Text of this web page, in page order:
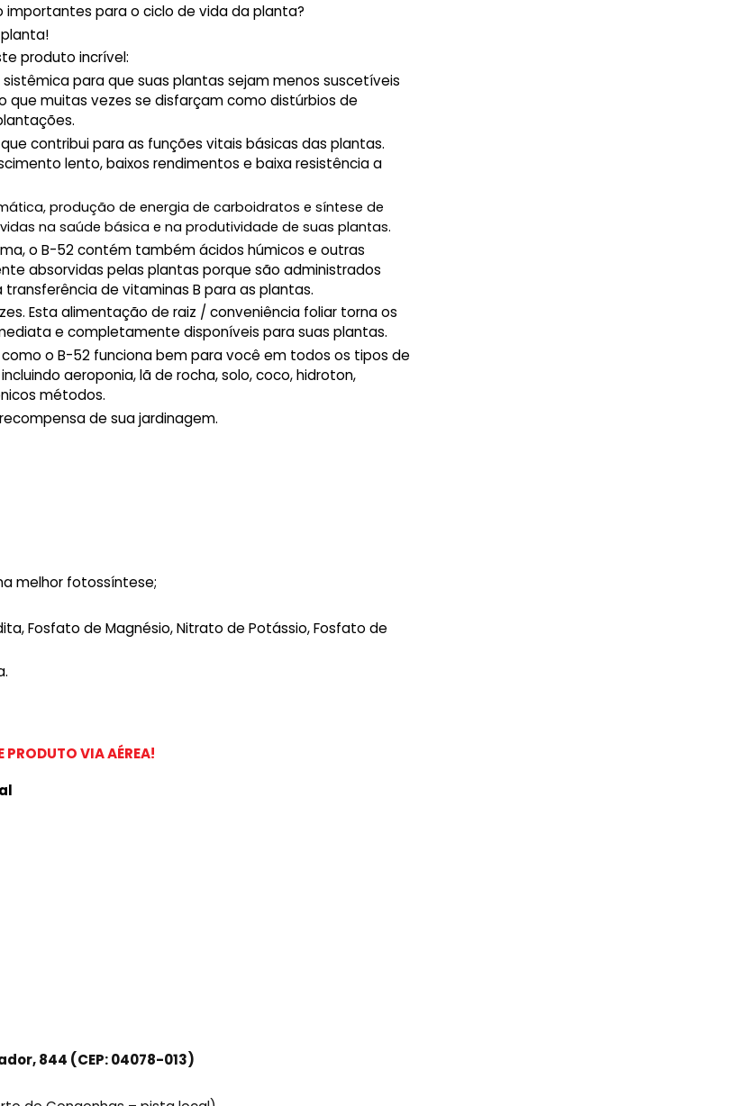
importantes para o ciclo de vida da planta?
produto incrível:
para que suas plantas sejam menos suscetíveis
muitas vezes se disfarçam como distúrbios de
contribui para as funções vitais básicas das plantas.
lento, baixos rendimentos e baixa resistência a
produção de energia de carboidratos e síntese de
na saúde básica e na produtividade de suas plantas.
o B-52 contém também ácidos húmicos e outras
absorvidas pelas plantas porque são administrados
transferência de vitaminas B para as plantas.
Esta alimentação de raiz / conveniência foliar torna os
e completamente disponíveis para suas plantas.
o B-52 funciona bem para você em todos os tipos de
aeroponia, lã de rocha, solo, coco, hidroton,
métodos.
de sua jardinagem.
melhor fotossíntese;
Fosfato de Magnésio, Nitrato de Potássio, Fosfato de
PRODUTO VIA AÉREA!
844 (CEP: 04078-013)